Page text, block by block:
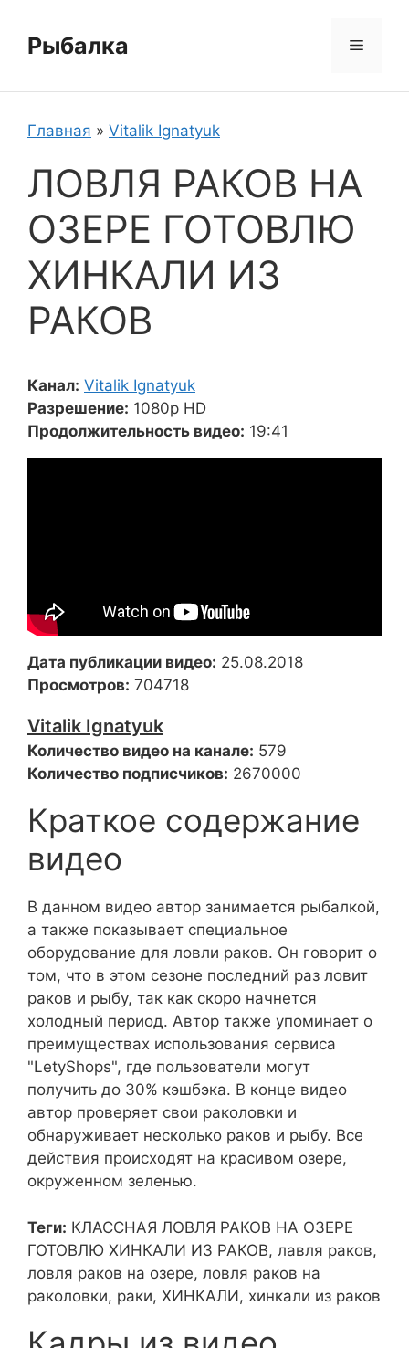
содержимому
Рыбалка Меню
Главная » Vitalik Ignatyuk
ЛОВЛЯ РАКОВ НА
ОЗЕРЕ ГОТОВЛЮ
ХИНКАЛИ ИЗ
РАКОВ
Канал: Vitalik Ignatyuk
Разрешение: 1080p HD
Продолжительность видео: 19:41
Дата публикации видео: 25.08.2018
Просмотров: 704718
Vitalik Ignatyuk
Количество видео на канале: 579
Количество подписчиков: 2670000
Краткое содержание
видео
В данном видео автор занимается рыбалкой,
а также показывает специальное
оборудование для ловли раков. Он говорит о
том, что в этом сезоне последний раз ловит
раков и рыбу, так как скоро начнется
холодный период. Автор также упоминает о
преимуществах использования сервиса
"LetyShops", где пользователи могут
получить до 30% кэшбэка. В конце видео
автор проверяет свои раколовки и
обнаруживает несколько раков и рыбу. Все
действия происходят на красивом озере,
окруженном зеленью.
Теги: КЛАССНАЯ ЛОВЛЯ РАКОВ НА ОЗЕРЕ
ГОТОВЛЮ ХИНКАЛИ ИЗ РАКОВ, лавля раков,
ловля раков на озере, ловля раков на
раколовки, раки, ХИНКАЛИ, хинкали из раков